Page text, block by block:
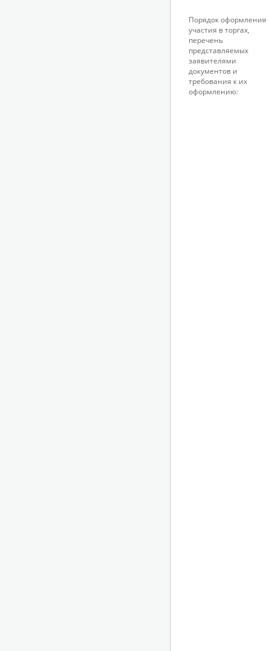
Порядок оформления
участия в торгах,
перечень
представляемых
заявителями
документов и
требования к их
оформлению: